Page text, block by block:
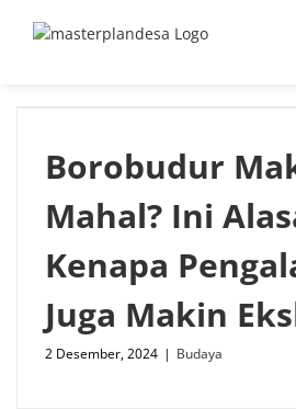
Borobudur
Mahal? Ini
Kenapa
Juga Makin
2 Desember, 2024 | Budaya